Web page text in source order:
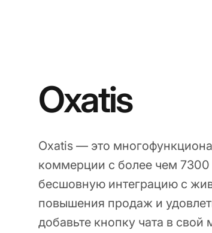
Oxatis
Oxatis — это
коммерции с более чем
бесшовную интеграцию с
повышения продаж и
добавьте кнопку чата в